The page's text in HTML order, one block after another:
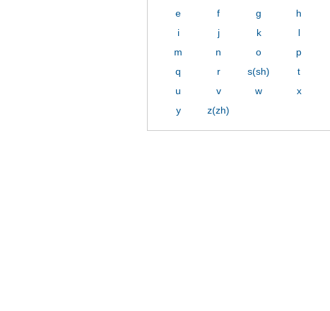
e
f g
h
i
j k
l
m
n o
p
q
r s(sh)
t
u
v w
x
y
z(zh)